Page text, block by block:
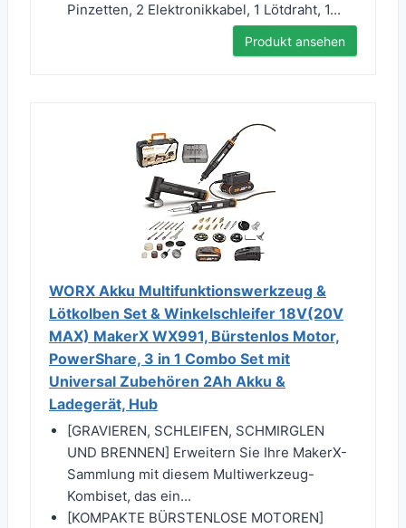
Pinzetten, 2 Elektronikkabel, 1 Lötdraht, 1...
Produkt ansehen
WORX Akku Multifunktionswerkzeug &
Lötkolben Set & Winkelschleifer 18V(20V
MAX) MakerX WX991, Bürstenlos Motor,
PowerShare, 3 in 1 Combo Set mit
Universal Zubehören 2Ah Akku &
Ladegerät, Hub
[GRAVIEREN, SCHLEIFEN, SCHMIRGLEN
UND BRENNEN] Erweitern Sie Ihre MakerX-
Sammlung mit diesem Multiwerkzeug-
Kombiset, das ein...
[KOMPAKTE BÜRSTENLOSE MOTOREN]